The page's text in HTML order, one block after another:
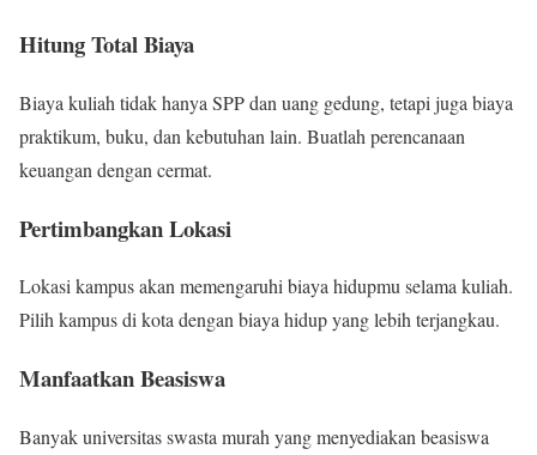
Hitung Total Biaya
Biaya kuliah tidak hanya SPP dan uang gedung, tetapi juga biaya
praktikum, buku, dan kebutuhan lain. Buatlah perencanaan
keuangan dengan cermat.
Pertimbangkan Lokasi
Lokasi kampus akan memengaruhi biaya hidupmu selama kuliah.
Pilih kampus di kota dengan biaya hidup yang lebih terjangkau.
Manfaatkan Beasiswa
Banyak universitas swasta murah yang menyediakan beasiswa